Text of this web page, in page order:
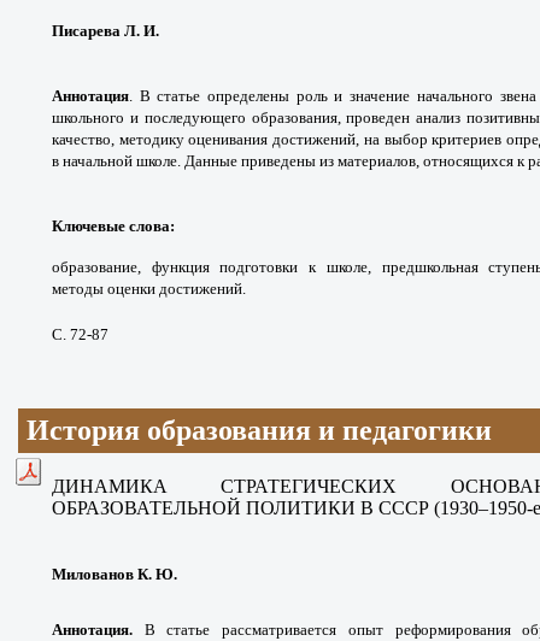
Писарева Л. И.
Аннотация. В статье определены роль и значение начального
школьного и последующего образования, проведен анализ
качество, методику оценивания достижений, на выбор критериев
в начальной школе. Данные приведены из материалов, относящихся к
Ключевые слова:
образование, функцияподготовки к школе, предшкольная
методы оценки достижений.
С. 72-87
История образования и педагогики
ДИНАМИКА СТРАТЕГИЧЕСКИХ
ОБРАЗОВАТЕЛЬНОЙ ПОЛИТИКИ В СССР (1930–1950-е
Милованов К. Ю.
Аннотация.
В статье рассматривается опыт реформирования